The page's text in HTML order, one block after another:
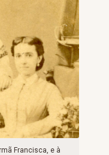
Francisca, e à